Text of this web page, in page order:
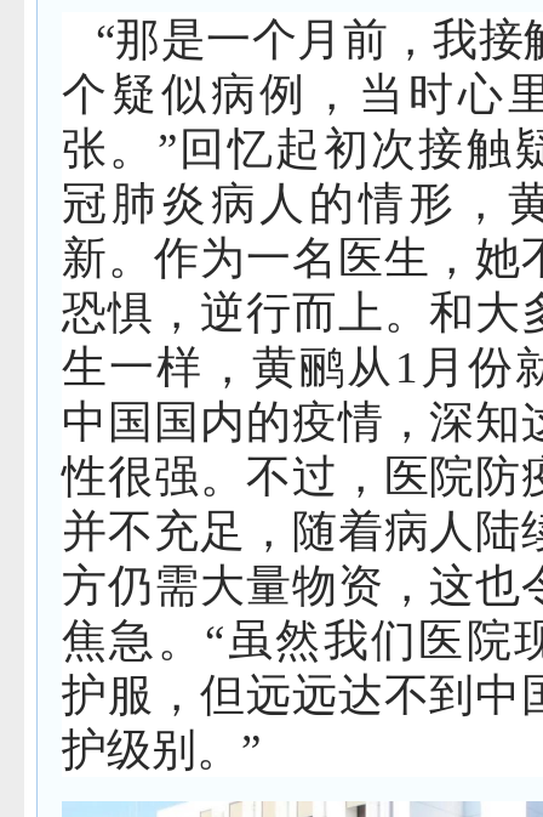
“那是一个月前，我接
个疑似病例，当时心
张。”回忆起初次接触
冠肺炎病人的情形，
新。作为一名医生，她
恐惧，逆行而上。和大
生一样，黄鹂从1月份
中国国内的疫情，深知
性很强。不过，医院防
并不充足，随着病人陆
方仍需大量物资，这也
焦急。“虽然我们医院
护服，但远远达不到中
护级别。”